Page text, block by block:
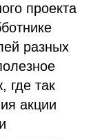
проекта
разных
где так
акции